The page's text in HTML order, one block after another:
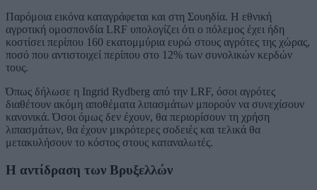
Παρόμοια εικόνα καταγράφεται και στη Σουηδία. Η εθνική
αγροτική ομοσπονδία LRF υπολογίζει ότι ο πόλεμος έχει ήδη
κοστίσει περίπου 160 εκατομμύρια ευρώ στους αγρότες της χώρας,
ποσό που αντιστοιχεί περίπου στο 12% των συνολικών κερδών
τους.
Όπως δήλωσε η Ingrid Rydberg από την LRF, όσοι αγρότες
διαθέτουν ακόμη αποθέματα λιπασμάτων μπορούν να συνεχίσουν
κανονικά. Όσοι όμως δεν έχουν, θα περιορίσουν τη χρήση
λιπασμάτων, θα έχουν μικρότερες σοδειές και τελικά θα
μετακυλήσουν το κόστος στους καταναλωτές.
Η αντίδραση των Βρυξελλών